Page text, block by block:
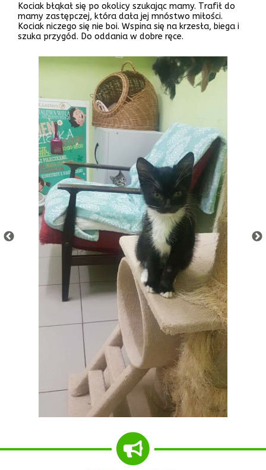
Kociak błąkał się po okolicy szukając mamy. Trafił do
mamy zastępczej, która dała jej mnóstwo miłości.
Kociak niczego się nie boi. Wspina się na krzesła, biega i
szuka przygód. Do oddania w dobre ręce.